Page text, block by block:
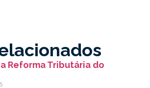
Reforma Tributária do